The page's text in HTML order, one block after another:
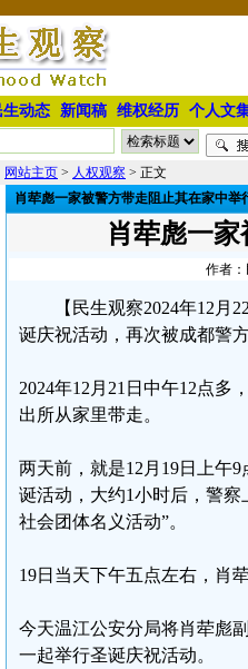
生动态 新闻稿 维权经历 个人文
网站主页 > 人权观察 > 正文
肖荦彪一家被警方带走阻止其在家中举
肖荦彪一
作者：
【民生观察2024年12
诞庆祝活动，再次被成都警
2024年12月21日中午12点
出所从家里带走。
两天前，就是12月19日上午
诞活动，大约1小时后，警
社会团体名义活动”。
19日当天下午五点左右，肖
今天温江公安分局将肖荦彪
一起举行圣诞庆祝活动。